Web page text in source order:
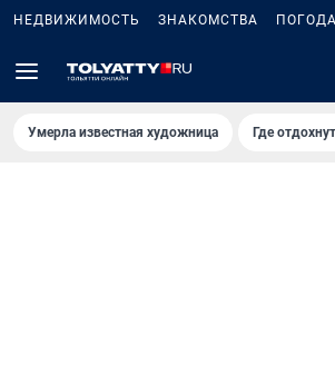
НЕДВИЖИМОСТЬ ЗНАКОМСТВА ПОГОДА
Умерла известная художница Где